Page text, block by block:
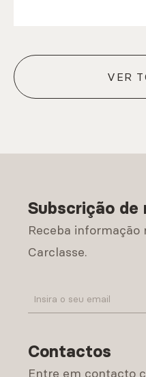
VER
Subscrição
Receba informação
Carclasse.
Contactos
Entre em contacto